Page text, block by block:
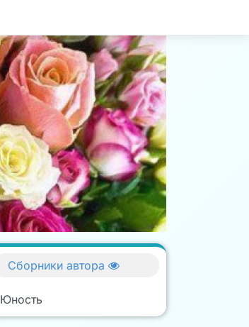
Сборники автора
Юность